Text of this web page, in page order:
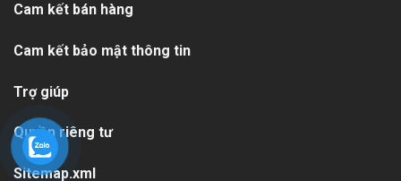
Cam kết bán hàng
Cam kết bảo mật thông tin
Trợ giúp
Quyền riêng tư
Sitemap.xml